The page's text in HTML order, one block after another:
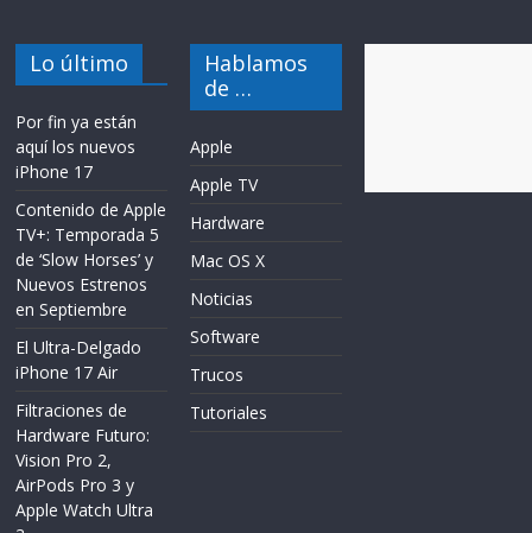
Lo último
Por fin ya están
aquí los nuevos
iPhone 17
Contenido de Apple
TV+: Temporada 5
de ‘Slow Horses’ y
Nuevos Estrenos
en Septiembre
El Ultra-Delgado
iPhone 17 Air
Filtraciones de
Hardware Futuro:
Vision Pro 2,
AirPods Pro 3 y
Apple Watch Ultra
Hablamos
de …
Apple
Apple TV
Hardware
Mac OS X
Noticias
Software
Trucos
Tutoriales